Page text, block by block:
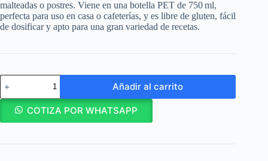
malteadas o postres. Viene en una botella PET de 750 ml,
perfecta para uso en casa o cafeterías, y es libre de gluten, fácil
de dosificar y apto para una gran variedad de recetas.
Torani
Botella
Jarabe
Sabor
Caramelo
Añadir al carrito
COTIZA POR WHATSAPP